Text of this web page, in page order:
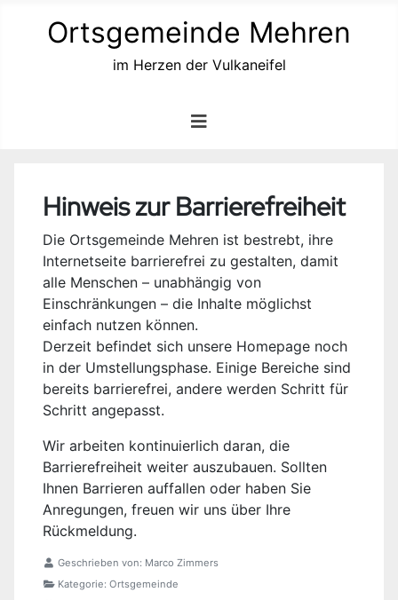
Ortsgemeinde Mehren
im Herzen der Vulkaneifel
Hinweis zur Barrierefreiheit
Die Ortsgemeinde Mehren ist bestrebt, ihre
Internetseite barrierefrei zu gestalten, damit
alle Menschen – unabhängig von
Einschränkungen – die Inhalte möglichst
einfach nutzen können.
Derzeit befindet sich unsere Homepage noch
in der Umstellungsphase. Einige Bereiche sind
bereits barrierefrei, andere werden Schritt für
Schritt angepasst.
Wir arbeiten kontinuierlich daran, die
Barrierefreiheit weiter auszubauen. Sollten
Ihnen Barrieren auffallen oder haben Sie
Anregungen, freuen wir uns über Ihre
Rückmeldung.
Geschrieben von: Marco Zimmers
Kategorie: Ortsgemeinde